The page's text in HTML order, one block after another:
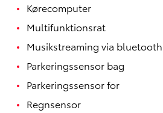
Kørecomputer
Multifunktionsrat
Musikstreaming via bluetooth
Parkeringssensor bag
Parkeringssensor for
Regnsensor